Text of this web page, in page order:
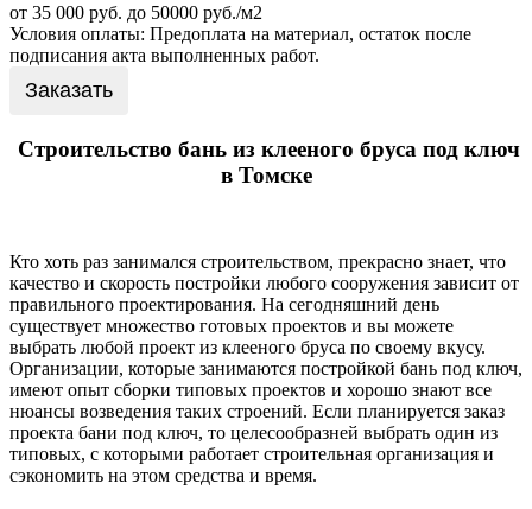
от 35 000 руб. до 50000 руб./м2
Условия оплаты: Предоплата на материал, остаток после
подписания акта выполненных работ.
Заказать
Строительство бань из клееного бруса под ключ
в Томске
Кто хоть раз занимался строительством, прекрасно знает, что
качество и скорость постройки любого сооружения зависит от
правильного проектирования. На сегодняшний день
существует множество готовых проектов и вы можете
выбрать любой проект из клееного бруса по своему вкусу.
Организации, которые занимаются постройкой бань под ключ,
имеют опыт сборки типовых проектов и хорошо знают все
нюансы возведения таких строений. Если планируется заказ
проекта бани под ключ, то целесообразней выбрать один из
типовых, с которыми работает строительная организация и
сэкономить на этом средства и время.